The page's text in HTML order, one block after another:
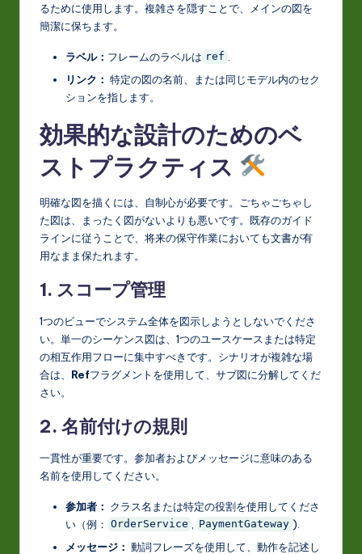
るために使用します。複雑さを隠すことで、メインの図を
簡潔に保ちます。
ラベル： フレームのラベルは ref
リンク： 特定の図の名前、または同じモデル内のセク
ションを指します。
効果的な設計のためのベ
ストプラクティス
明確な図を描くには、自制心が必要です。ごちゃごちゃし
た図は、まったく図がないよりも悪いです。既存のガイド
ラインに従うことで、将来の保守作業においても文書が有
用なまま保たれます。
1. スコープ管理
1つのビューでシステム全体を図示しようとしないでくださ
い。単一のシーケンス図は、1つのユースケースまたは特定
の相互作用フローに集中すべきです。シナリオが複雑な場
合は、 Refフラグメントを使用して、サブ図に分解してくだ
さい。
2. 名前付けの規則
一貫性が重要です。参加者およびメッセージに意味のある
名前を使用してください。
参加者： クラス名または特定の役割を使用してくださ
い（例： OrderService PaymentGateway ).
メッセージ： 動詞フレーズを使用して、動作を記述し